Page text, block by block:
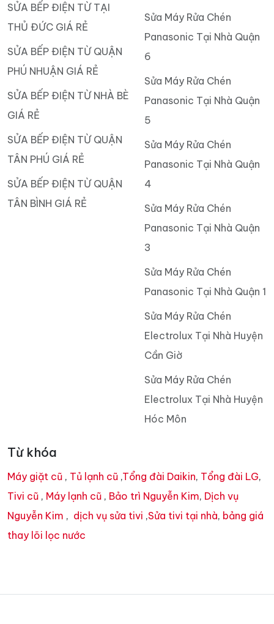
SỬA BẾP ĐIỆN TỪ TẠI
THỦ ĐỨC GIÁ RẺ
SỬA BẾP ĐIỆN TỪ QUẬN
PHÚ NHUẬN GIÁ RẺ
SỬA BẾP ĐIỆN TỪ NHÀ BÈ
GIÁ RẺ
SỬA BẾP ĐIỆN TỪ QUẬN
TÂN PHÚ GIÁ RẺ
SỬA BẾP ĐIỆN TỪ QUẬN
TÂN BÌNH GIÁ RẺ
Sửa Máy Rửa Chén
Panasonic Tại Nhà Quận
6
Sửa Máy Rửa Chén
Panasonic Tại Nhà Quận
5
Sửa Máy Rửa Chén
Panasonic Tại Nhà Quận
4
Sửa Máy Rửa Chén
Panasonic Tại Nhà Quận
3
Sửa Máy Rửa Chén
Panasonic Tại Nhà Quận 1
Sửa Máy Rửa Chén
Electrolux Tại Nhà Huyện
Cần Giờ
Sửa Máy Rửa Chén
Electrolux Tại Nhà Huyện
Hóc Môn
Từ khóa
Máy giặt cũ , Tủ lạnh cũ ,Tổng đài Daikin, Tổng đài LG,
Tivi cũ , Máy lạnh cũ , Bảo trì Nguyễn Kim, Dịch vụ
Nguyễn Kim , dịch vụ sửa tivi ,Sửa tivi tại nhà, bảng giá
thay lõi lọc nước